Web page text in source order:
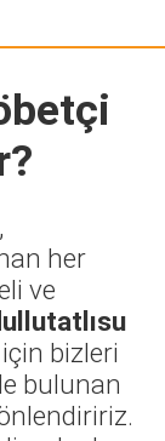
,
her
ve
bizleri
bulunan